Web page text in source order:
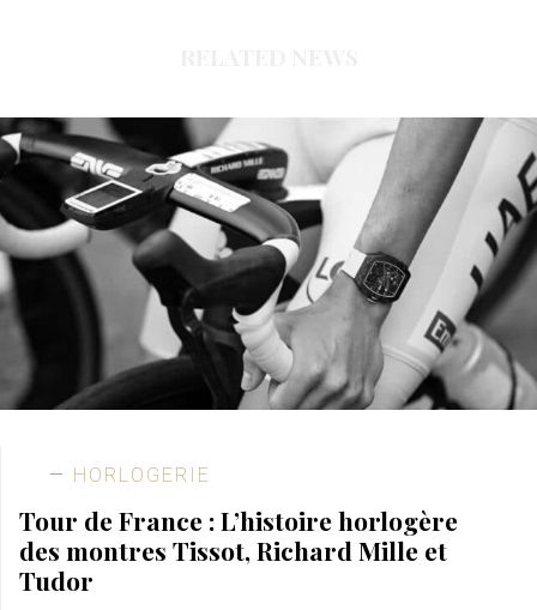
HORLOGERIE
Tour de France : L’histoire horlogère
des montres Tissot, Richard Mille et
Tudor